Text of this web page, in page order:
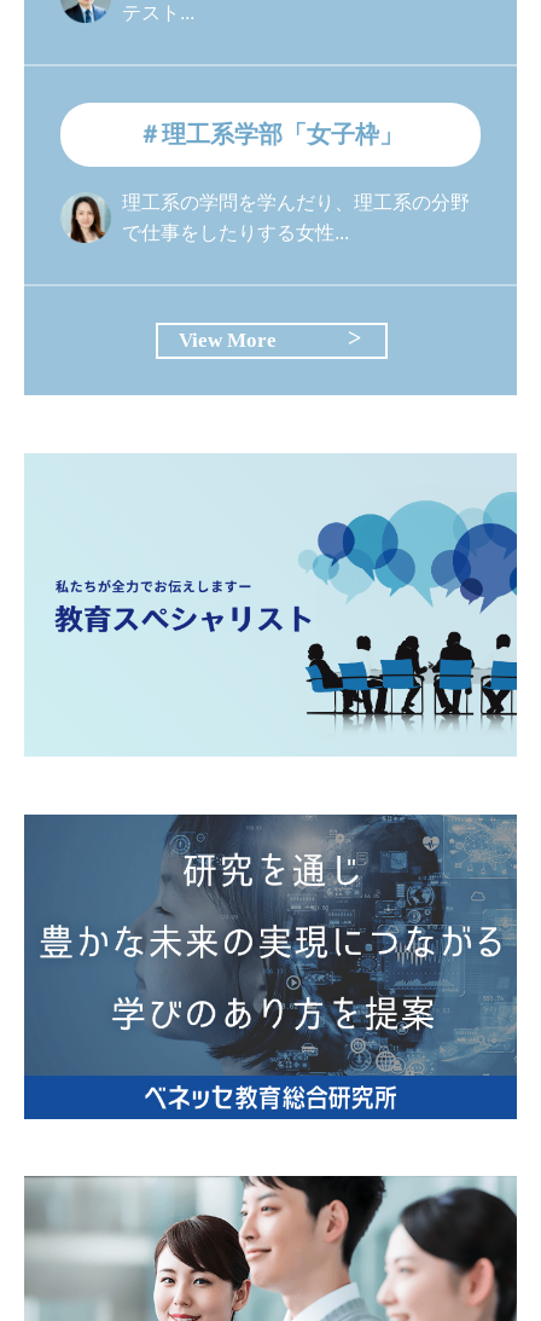
テスト...
＃理工系学部「女子枠」
理工系の学問を学んだり、理工系の分野
で仕事をしたりする女性...
View More